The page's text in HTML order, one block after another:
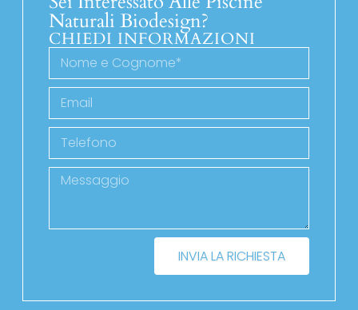
Naturali Biodesign?
CHIEDI INFORMAZIONI
INVIA LA RICHIESTA